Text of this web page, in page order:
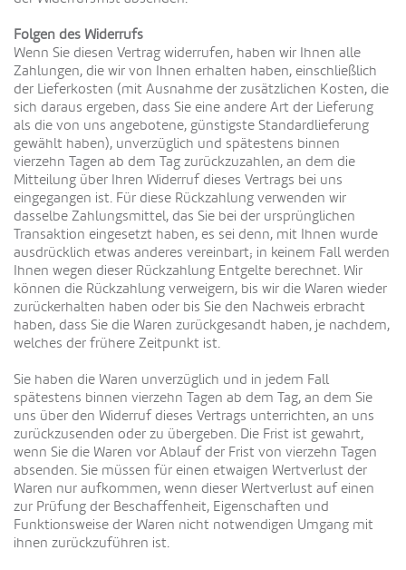
Folgen des Widerrufs
Wenn Sie diesen Vertrag widerrufen, haben wir Ihnen alle
Zahlungen, die wir von Ihnen erhalten haben, einschließlich
der Lieferkosten (mit Ausnahme der zusätzlichen Kosten, die
sich daraus ergeben, dass Sie eine andere Art der Lieferung
als die von uns angebotene, günstigste Standardlieferung
gewählt haben), unverzüglich und spätestens binnen
vierzehn Tagen ab dem Tag zurückzuzahlen, an dem die
Mitteilung über Ihren Widerruf dieses Vertrags bei uns
eingegangen ist. Für diese Rückzahlung verwenden wir
dasselbe Zahlungsmittel, das Sie bei der ursprünglichen
Transaktion eingesetzt haben, es sei denn, mit Ihnen wurde
ausdrücklich etwas anderes vereinbart; in keinem Fall werden
Ihnen wegen dieser Rückzahlung Entgelte berechnet. Wir
können die Rückzahlung verweigern, bis wir die Waren wieder
zurückerhalten haben oder bis Sie den Nachweis erbracht
haben, dass Sie die Waren zurückgesandt haben, je nachdem,
welches der frühere Zeitpunkt ist.
Sie haben die Waren unverzüglich und in jedem Fall
spätestens binnen vierzehn Tagen ab dem Tag, an dem Sie
uns über den Widerruf dieses Vertrags unterrichten, an uns
zurückzusenden oder zu übergeben. Die Frist ist gewahrt,
wenn Sie die Waren vor Ablauf der Frist von vierzehn Tagen
absenden. Sie müssen für einen etwaigen Wertverlust der
Waren nur aufkommen, wenn dieser Wertverlust auf einen
zur Prüfung der Beschaffenheit, Eigenschaften und
Funktionsweise der Waren nicht notwendigen Umgang mit
ihnen zurückzuführen ist.